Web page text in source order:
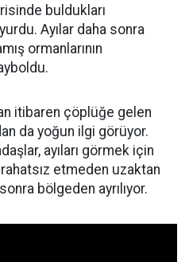
buldukları
Ayılar daha sonra
ormanlarının
itibaren çöplüğe gelen
da yoğun ilgi görüyor.
ayıları görmek için
etmeden uzaktan
bölgeden ayrılıyor.